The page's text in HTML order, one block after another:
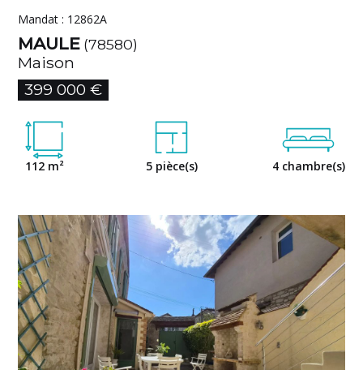
Mandat : 12862A
MAULE (78580)
Maison
399 000 €
112 m² 5 pièce(s) 4 chambre(s)